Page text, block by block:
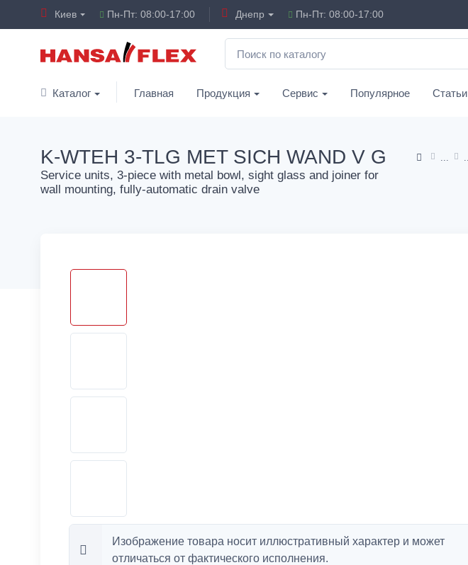
Киев Пн-Пт: 08:00-17:00 Днепр Пн-Пт: 08:00-17:00
Каталог Главная Продукция Сервис Популярное Статьи
K-WTEH 3-TLG MET SICH WAND V G
Service units, 3-piece with metal bowl, sight glass and joiner for
wall mounting, fully-automatic drain valve
Изображение товара носит иллюстративный характер и может
отличаться от фактического исполнения.